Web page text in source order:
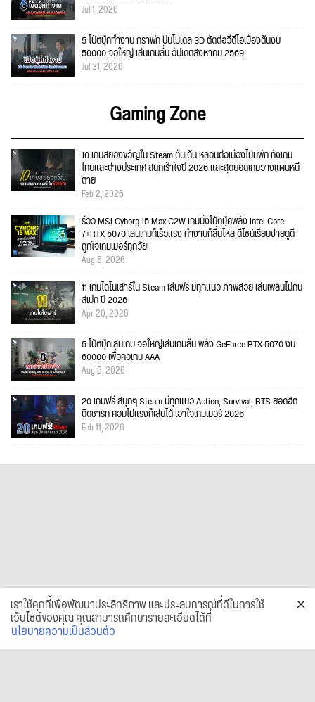
Jul 1, 2026
5 โน้ตบุ๊กทำงาน กราฟิก ปั้นโมเดล 3D ตัดต่อวีดีโอเบื้องต้นงบ
50000 จอใหญ่ เล่นเกมลื่น อัปเดตสิงหาคม 2569
Jul 31, 2026
Gaming Zone
10 เกมสยองขวัญใน Steam ตื่นเต้น หลอนต่อเนื่องไม่มีพัก ทั้งเกม
ไทยและต่างประเทศ สนุกเร้าใจปี 2026 และสุดยอดเกมวางแผนหนี
ตาย
Feb 2, 2026
รีวิว MSI Cyborg 15 Max C2W เกมมิ่งโน้ตบุ๊คพลัง Intel Core
7+RTX 5070 เล่นเกมก็เร็วแรง ทำงานก็ลื่นไหล ดีไซน์เรียบง่ายดูดี
ถูกใจเกมเมอร์ทุกวัย!
Aug 5, 2026
11 เกมไดโนเสาร์ใน Steam เล่นฟรี มีทุกแนว ภาพสวย เล่นเพลินไม่กิน
สเปก ปี 2026
Apr 20, 2026
5 โน้ตบุ๊กเล่นเกม จอใหญ่เล่นเกมลื่น พลัง GeForce RTX 5070 งบ
60000 เพื่อคอเกม AAA
Aug 5, 2026
20 เกมฟรี สนุกๆ Steam มีทุกแนว Action, Survival, RTS ยอดฮิต
ติดชาร์ท คอมไม่แรงก็เล่นได้ เอาใจเกมเมอร์ 2026
Feb 11, 2026
เราใช้คุกกี้เพื่อพัฒนาประสิทธิภาพ และประสบการณ์ที่ดีในการใช้
เว็บไซต์ของคุณ คุณสามารถศึกษารายละเอียดได้ที่
นโยบายความเป็นส่วนตัว